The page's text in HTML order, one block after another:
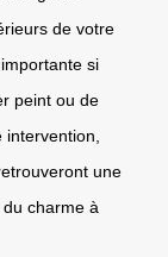
de votre
si
peint ou de
une
charme à